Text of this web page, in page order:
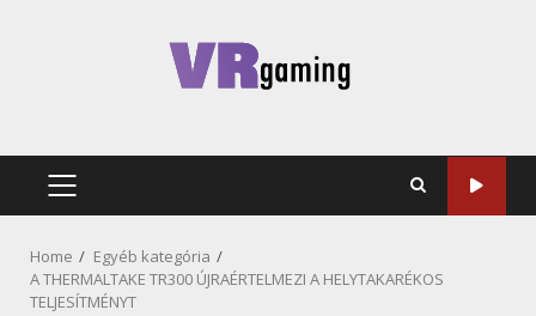
PRIMARY
Home
Egyéb kategória
A THERMALTAKE TR300 ÚJRAÉRTELMEZI A HELYTAKARÉKOS
TELJESÍTMÉNYT